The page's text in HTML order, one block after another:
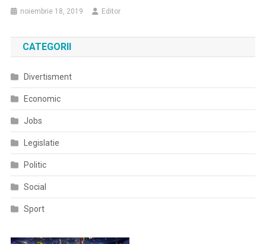
noiembrie 18, 2019 Editor
CATEGORII
Divertisment
Economic
Jobs
Legislatie
Politic
Social
Sport